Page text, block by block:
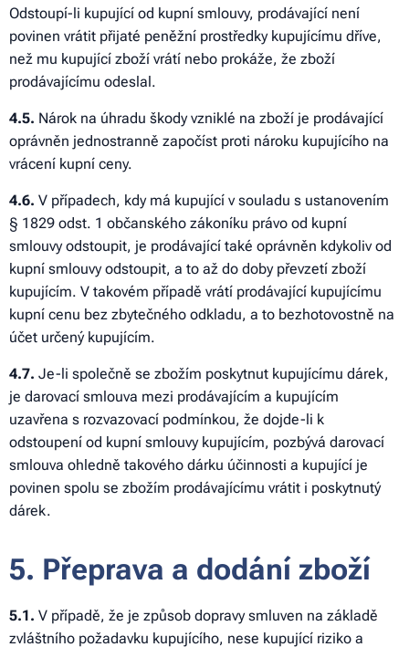
Odstoupí-li kupující od kupní smlouvy, prodávající není
povinen vrátit přijaté peněžní prostředky kupujícímu dříve,
než mu kupující zboží vrátí nebo prokáže, že zboží
prodávajícímu odeslal.
4.5. Nárok na úhradu škody vzniklé na zboží je prodávající
oprávněn jednostranně započíst proti nároku kupujícího na
vrácení kupní ceny.
4.6. V případech, kdy má kupující v souladu s ustanovením
§ 1829 odst. 1 občanského zákoníku právo od kupní
smlouvy odstoupit, je prodávající také oprávněn kdykoliv od
kupní smlouvy odstoupit, a to až do doby převzetí zboží
kupujícím. V takovém případě vrátí prodávající kupujícímu
kupní cenu bez zbytečného odkladu, a to bezhotovostně na
účet určený kupujícím.
4.7. Je-li společně se zbožím poskytnut kupujícímu dárek,
je darovací smlouva mezi prodávajícím a kupujícím
uzavřena s rozvazovací podmínkou, že dojde-li k
odstoupení od kupní smlouvy kupujícím, pozbývá darovací
smlouva ohledně takového dárku účinnosti a kupující je
povinen spolu se zbožím prodávajícímu vrátit i poskytnutý
dárek.
5. Přeprava a dodání zboží
5.1. V případě, že je způsob dopravy smluven na základě
zvláštního požadavku kupujícího, nese kupující riziko a